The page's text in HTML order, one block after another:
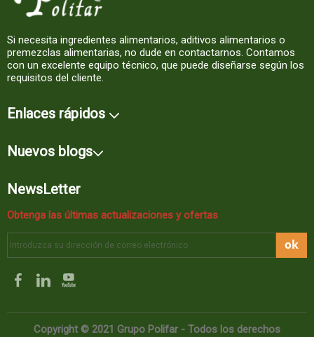
Si necesita ingredientes alimentarios, aditivos alimentarios o
premezclas alimentarias, no dude en contactarnos. Contamos
con un excelente equipo técnico, que puede diseñarse según los
requisitos del cliente.
Enlaces rápidos
Nuevos blogs
NewsLetter
Obtenga las últimas actualizaciones y ofertas
ok
Copyright © 2021 Grupo Polifar - Todos los derechos